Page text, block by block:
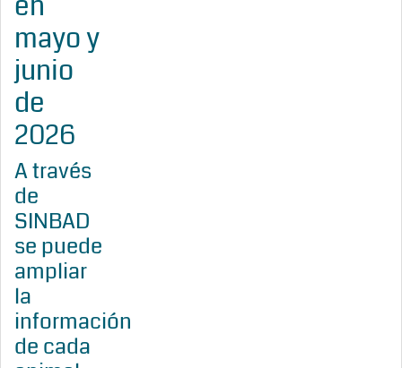
mayo y
junio
de
2026
A través
de
SINBAD
se puede
ampliar
la
información
de cada